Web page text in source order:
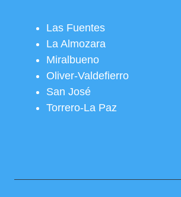
Las Fuentes
La Almozara
Miralbueno
Oliver-Valdefierro
San José
Torrero-La Paz